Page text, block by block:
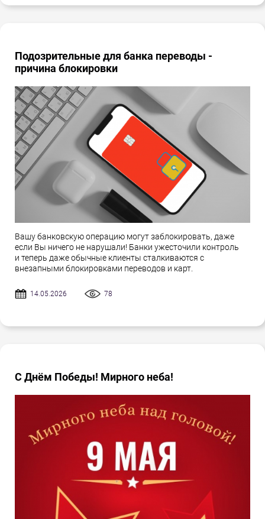
Подозрительные для банка переводы -
причина блокировки
Вашу банковскую операцию могут заблокировать, даже
если Вы ничего не нарушали! Банки ужесточили контроль
и теперь даже обычные клиенты сталкиваются с
внезапными блокировками переводов и карт.
14.05.2026 78
С Днём Победы! Мирного неба!